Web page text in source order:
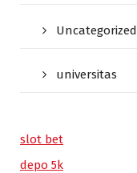
Uncategorized
universitas
slot bet
depo 5k